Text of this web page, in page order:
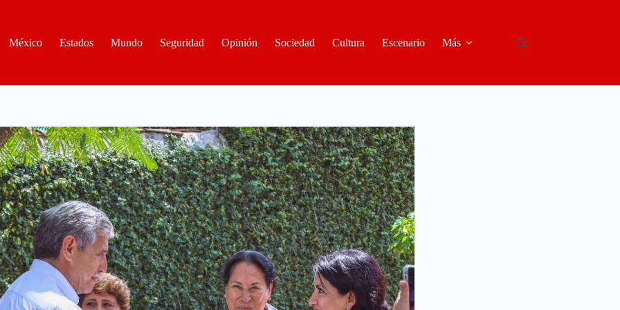
México
Estados Mundo Seguridad Opinión Sociedad Cultura Escenario Más